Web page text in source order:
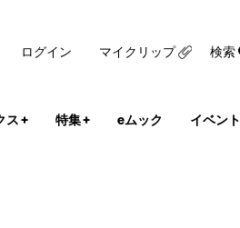
ス+ 特集+ eムック イベント
ログイン マイクリップ 検索